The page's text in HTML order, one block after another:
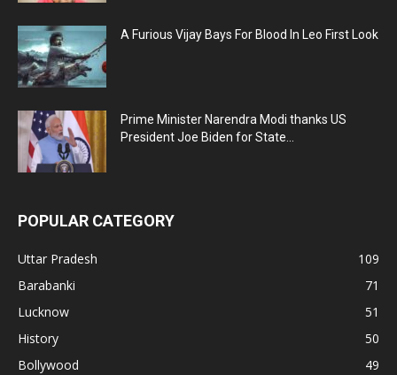
A Furious Vijay Bays For Blood In Leo First Look
Prime Minister Narendra Modi thanks US
President Joe Biden for State...
POPULAR CATEGORY
Uttar Pradesh
109
Barabanki
71
Lucknow
51
History
50
Bollywood
49